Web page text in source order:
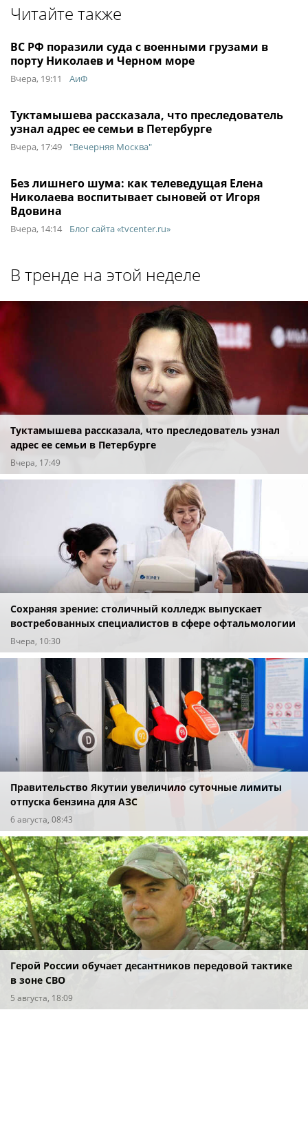
Читайте также
ВС РФ поразили суда с военными грузами в
порту Николаев и Черном море
Вчера, 19:11 АиФ
Туктамышева рассказала, что преследователь
узнал адрес ее семьи в Петербурге
Вчера, 17:49 "Вечерняя Москва"
Без лишнего шума: как телеведущая Елена
Николаева воспитывает сыновей от Игоря
Вдовина
Вчера, 14:14 Блог сайта «tvcenter.ru»
В тренде на этой неделе
Туктамышева рассказала, что преследователь узнал
адрес ее семьи в Петербурге
Вчера, 17:49
Сохраняя зрение: столичный колледж выпускает
востребованных специалистов в сфере офтальмологии
Вчера, 10:30
Правительство Якутии увеличило суточные лимиты
отпуска бензина для АЗС
6 августа, 08:43
Герой России обучает десантников передовой тактике
в зоне СВО
5 августа, 18:09